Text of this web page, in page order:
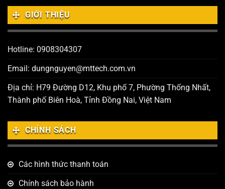
GIỚI THIỆU
Hotline: 0908304307
Email: dungnguyen@mttech.com.vn
Địa chỉ: H79 Đường D12, Khu phố 7, Phường Thống Nhất,
Thành phố Biên Hoà, Tỉnh Đồng Nai, Việt Nam
CHÍNH SÁCH
Các hình thức thanh toán
Chính sách bảo hành